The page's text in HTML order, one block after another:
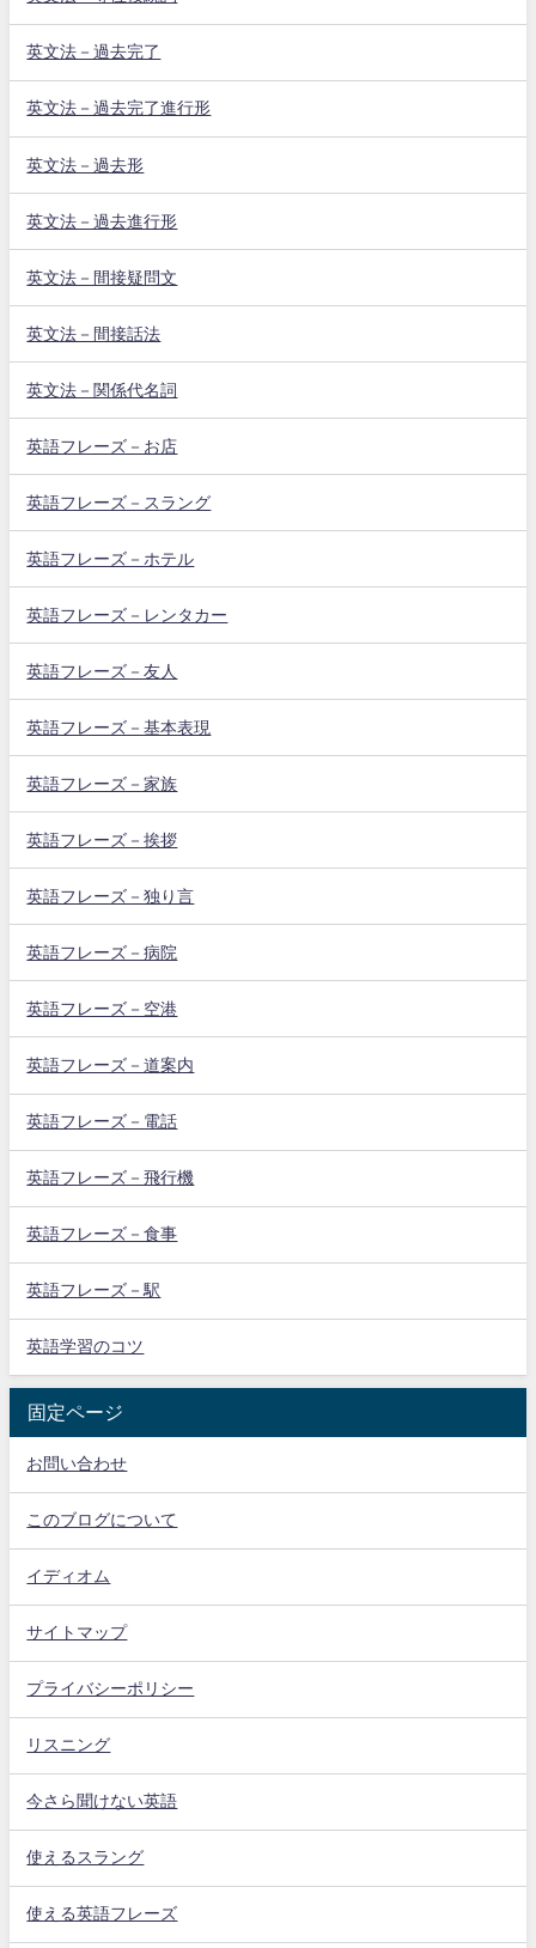
英文法－過去完了
英文法－過去完了進行形
英文法－過去形
英文法－過去進行形
英文法－間接疑問文
英文法－間接話法
英文法－関係代名詞
英語フレーズ－お店
英語フレーズ－スラング
英語フレーズ－ホテル
英語フレーズ－レンタカー
英語フレーズ－友人
英語フレーズ－基本表現
英語フレーズ－家族
英語フレーズ－挨拶
英語フレーズ－独り言
英語フレーズ－病院
英語フレーズ－空港
英語フレーズ－道案内
英語フレーズ－電話
英語フレーズ－飛行機
英語フレーズ－食事
英語フレーズ－駅
英語学習のコツ
固定ページ
お問い合わせ
このブログについて
イディオム
サイトマップ
プライバシーポリシー
リスニング
今さら聞けない英語
使えるスラング
使える英語フレーズ